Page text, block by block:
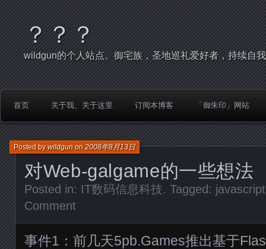
？？？
wildgun的个人站点。御宅族，圣地巡礼爱好者，持续自
首页 关于我、关于这里 订阅本博客 「御朱印」网站
对Web-galgame的一些想法
Posted bywildgunon2008年8月13日
Posted in: IT数码信息科技. Tagged: javascript
Comment
事件1：前几天5pb.Games推出基于